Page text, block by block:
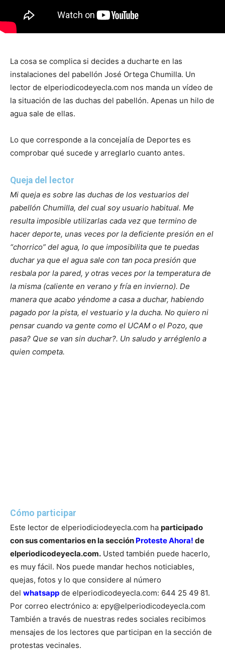
La cosa se complica si decides a ducharte en las
instalaciones del pabellón José Ortega Chumilla. Un
lector de elperiodicodeyecla.com nos manda un vídeo de
la situación de las duchas del pabellón. Apenas un hilo de
agua sale de ellas.
Lo que corresponde a la concejalía de Deportes es
comprobar qué sucede y arreglarlo cuanto antes.
Queja del lector
Mi queja es sobre las duchas de los vestuarios del
pabellón Chumilla, del cual soy usuario habitual. Me
resulta imposible utilizarlas cada vez que termino de
hacer deporte, unas veces por la deficiente presión en el
“chorrico” del agua, lo que imposibilita que te puedas
duchar ya que el agua sale con tan poca presión que
resbala por la pared, y otras veces por la temperatura de
la misma (caliente en verano y fría en invierno). De
manera que acabo yéndome a casa a duchar, habiendo
pagado por la pista, el vestuario y la ducha. No quiero ni
pensar cuando va gente como el UCAM o el Pozo, que
pasa? Que se van sin duchar?. Un saludo y arréglenlo a
quien competa.
Cómo participar
Este lector de elperiodiciodeyecla.com ha participado
con sus comentarios en la sección Proteste Ahora! de
elperiodicodeyecla.com. Usted también puede hacerlo,
es muy fácil. Nos puede mandar hechos noticiables,
quejas, fotos y lo que considere al número
del whatsapp de elperiodicodeyecla.com: 644 25 49 81.
Por correo electrónico a: epy@elperiodicodeyecla.com
También a través de nuestras redes sociales recibimos
mensajes de los lectores que participan en la sección de
protestas vecinales.